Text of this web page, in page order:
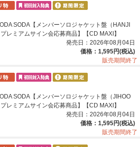
SODA【メンバーソロジャケット盤（HANJI
レミアムサイン会応募商品】【CD MAXI】
発売日：2026年08月04日
価格：1,595円(税込)
販売期間終了
SODA【メンバーソロジャケット盤（JIHOO
レミアムサイン会応募商品】【CD MAXI】
発売日：2026年08月04日
価格：1,595円(税込)
販売期間終了